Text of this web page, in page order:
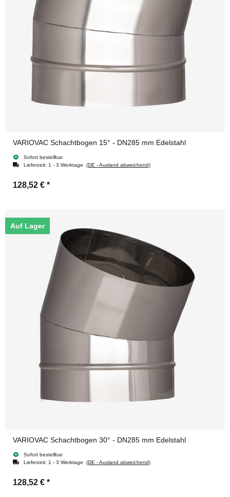
VARIOVAC Schachtbogen 15° - DN285 mm Edelstahl
Sofort bestellbar
Lieferzeit: 1 - 3 Werktage (DE - Ausland abweichend)
128,52 € *
Auf Lager
VARIOVAC Schachtbogen 30° - DN285 mm Edelstahl
Sofort bestellbar
Lieferzeit: 1 - 3 Werktage (DE - Ausland abweichend)
128,52 € *